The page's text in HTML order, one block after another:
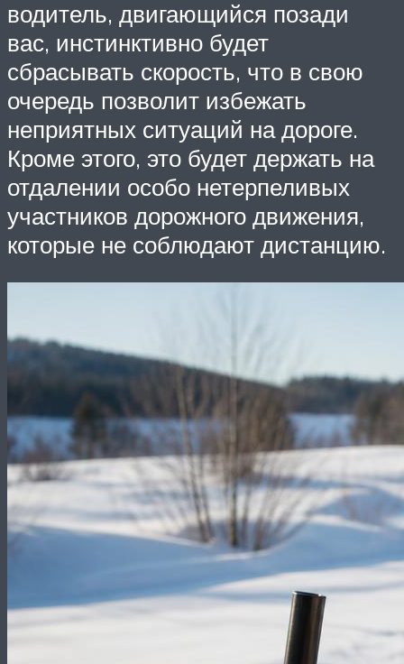
водитель, двигающийся позади
вас, инстинктивно будет
сбрасывать скорость, что в свою
очередь позволит избежать
неприятных ситуаций на дороге.
Кроме этого, это будет держать на
отдалении особо нетерпеливых
участников дорожного движения,
которые не соблюдают дистанцию.